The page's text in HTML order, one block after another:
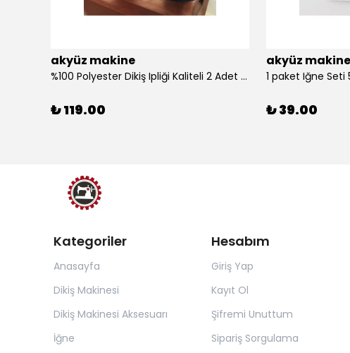
akyüz makine
%100 Polyester Dikiş Ipliği Kaliteli 2 Adet Farklı Makara Ip Dikiş İpi Siyah&Beyaz 2'Li Set
₺ 119.00
akyüz makine
1 paket Iğne Seti
₺ 39.00
Kategoriler
Anasayfa
Dikiş Makinesi
Dikiş Makinesi Aksesuarı
İğne
Hesabım
Giriş Yap
Kayıt Ol
Şifremi Unuttum
Sipariş Sorgulama